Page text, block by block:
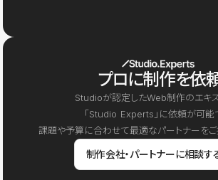
プロに制作を依
Studioが認定したWeb制作のエキ
「Studio Experts」に依頼が可能
課題や予算に合わせて最適なパートナーをご
制作会社・パートナーに相談す